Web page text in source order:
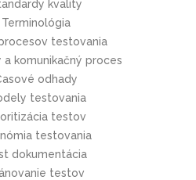
kvality
Terminológia
testovania
a komunikačný proces
odhady
testovania
testov
testovania
dokumentácia
testov